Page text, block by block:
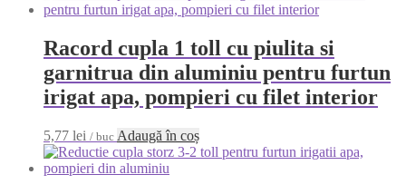
Racord cupla 1 toll cu piulita si
garnitrua din aluminiu pentru furtun
irigat apa, pompieri cu filet interior
5,77 lei / buc Adaugă în coș